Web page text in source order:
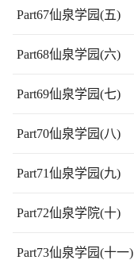
Part67仙泉学园(五)
Part68仙泉学园(六)
Part69仙泉学园(七)
Part70仙泉学园(八)
Part71仙泉学园(九)
Part72仙泉学院(十)
Part73仙泉学园(十一)